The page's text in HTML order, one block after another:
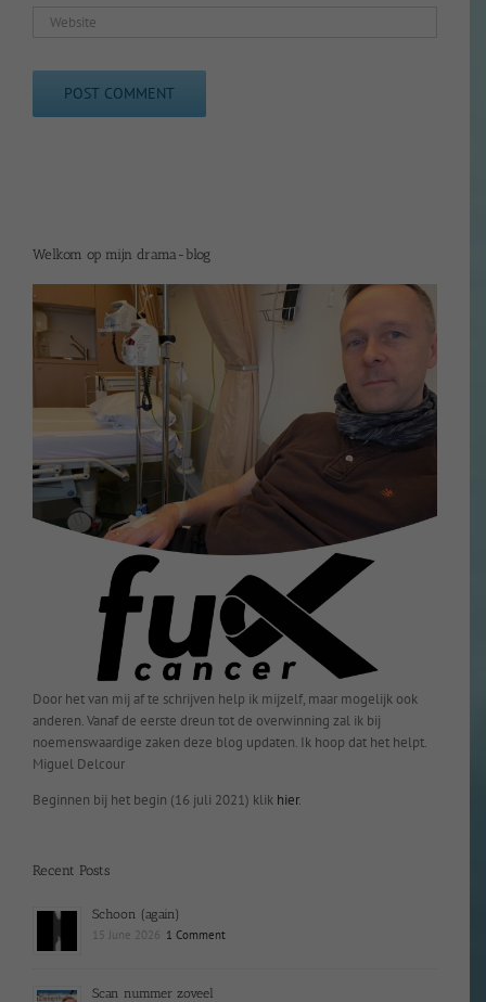
Welkom op mijn drama-blog
Door het van mij af te schrijven help ik mijzelf, maar mogelijk ook
anderen. Vanaf de eerste dreun tot de overwinning zal ik bij
noemenswaardige zaken deze blog updaten. Ik hoop dat het helpt.
Miguel Delcour
Beginnen bij het begin (16 juli 2021) klik hier.
Recent Posts
Schoon (again)
15 June 2026 1 Comment
Scan nummer zoveel